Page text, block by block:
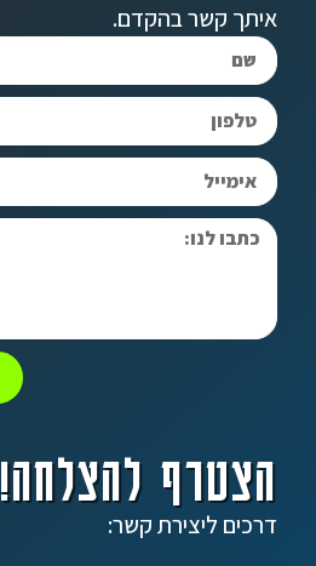
הצטרף להצלחה!
דרכים ליצירת קשר:
איתך קשר בהקדם.